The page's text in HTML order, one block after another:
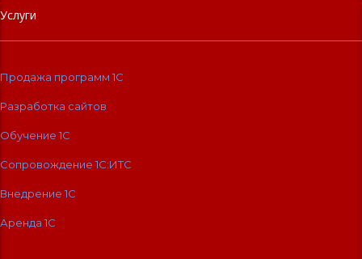
Услуги
Продажа программ 1С
Разработка сайтов
Обучение 1С
Сопровождение 1C:ИТС
Внедрение 1С
Аренда 1С